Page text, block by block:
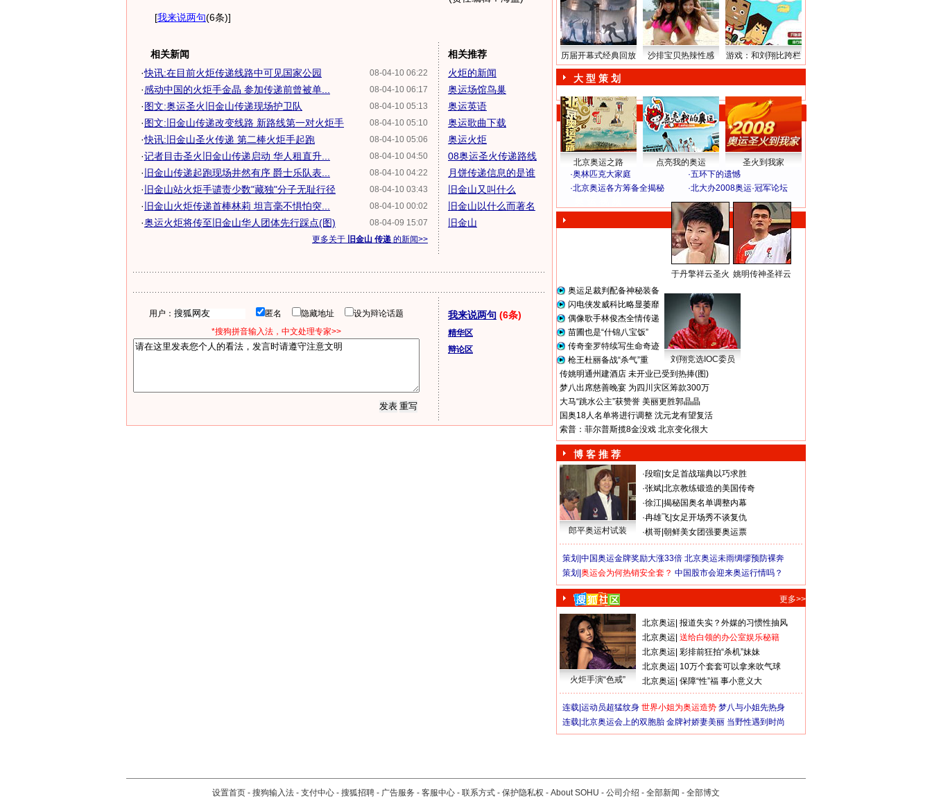
[我来说两句(6条)]
相关新闻
08-04-10 06:22
·快讯:在目前火炬传递线路中可见国家公园
08-04-10 06:17
·感动中国的火炬手金晶 参加传递前曾被单...
08-04-10 05:13
·图文:奥运圣火旧金山传递现场护卫队
08-04-10 05:10
·图文:旧金山传递改变线路 新路线第一对火炬手
08-04-10 05:06
·快讯:旧金山圣火传递 第二棒火炬手起跑
08-04-10 04:50
·记者目击圣火旧金山传递启动 华人租直升...
08-04-10 04:22
· 旧金山传递起跑现场井然有序 爵士乐队表...
08-04-10 03:43
· 旧金山站火炬手谴责少数"藏独"分子无耻行径
08-04-10 00:02
· 旧金山火炬传递首棒林莉 坦言毫不惧怕突...
08-04-09 15:07
·奥运火炬将传至旧金山华人团体先行踩点(图)
更多关于 旧金山 传递 的新闻>>
相关推荐
火炬的新闻
奥运场馆鸟巢
奥运英语
奥运歌曲下载
奥运火炬
08奥运圣火传递路线
月饼传递信息的是谁
旧金山又叫什么
旧金山以什么而著名
旧金山
用户： 匿名 隐藏地址
设为辩论话题
*搜狗拼音输入法，中文处理专家>>
我来说两句 (6条)
精华区
辩论区
历届开幕式经典回放 沙排宝贝热辣性感 游戏：和刘翔比跨栏
大 型 策 划
北京奥运之路 点亮我的奥运
圣火到我家
·奥林匹克大家庭 ·五环下的遗憾
·北京奥运各方筹备全揭秘 ·北大办2008奥运·冠军论坛
于丹擎祥云圣火 姚明传神圣祥云
奥运足裁判配备神秘装备
闪电侠发威科比略显萎靡
偶像歌手林俊杰全情传递
苗圃也是“什锦八宝饭”
传奇奎罗特续写生命奇迹
枪王杜丽备战“杀气”重
刘翔竞选IOC委员
传姚明通州建酒店 未开业已受到热捧(图)
梦八出席慈善晚宴 为四川灾区筹款300万
大马“跳水公主”获赞誉 美丽更胜郭晶晶
国奥18人名单将进行调整 沈元龙有望复活
索普：菲尔普斯揽8金没戏 北京变化很大
博 客 推 荐
郎平奥运村试装
·段暄 女足首战瑞典以巧求胜
·张斌 北京教练锻造的美国传奇
·徐江 揭秘国奥名单调整内幕
·冉雄飞 女足开场秀不谈复仇
·棋哥 朝鲜美女团强要奥运票
策划| 中国奥运金牌奖励大涨33倍 北京奥运未雨绸缪预防裸奔
策划| 奥运会为何热销安全套？ 中国股市会迎来奥运行情吗？
更多>>
火炬手演“色戒”
北京奥运 报道失实？外媒的习惯性抽风
北京奥运 送给白领的办公室娱乐秘籍
北京奥运 彩排前狂拍“杀机”妹妹
北京奥运 10万个套套可以拿来吹气球
北京奥运 保障“性”福 事小意义大
连载| 运动员超猛纹身 世界小姐为奥运造势 梦八与小姐先热身
连载| 北京奥运会上的双胞胎 金牌衬娇妻美丽 当野性遇到时尚
设置首页 - 搜狗输入法 - 支付中心 - 搜狐招聘 - 广告服务 - 客服中心 - 联系方式 - 保护隐私权 - About SOHU - 公司介绍 - 全部新闻 - 全部博文